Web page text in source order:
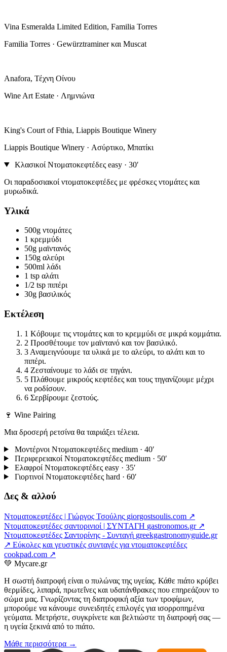
Vina Esmeralda Limited Edition, Familia Torres
Familia Torres · Gewürztraminer και Muscat
Anafora, Τέχνη Οίνου
Wine Art Estate · Λημνιώνα
King's Court of Fthia, Liappis Boutique Winery
Liappis Boutique Winery · Ασύρτικο, Μπατίκι
Κλασικοί Ντοματοκεφτέδες easy · 30′
Οι παραδοσιακοί ντοματοκεφτέδες με φρέσκες ντομάτες και
μυρωδικά.
Υλικά
500g ντομάτες
1 κρεμμύδι
50g μαϊντανός
150g αλεύρι
500ml λάδι
1 tsp αλάτι
1/2 tsp πιπέρι
30g βασιλικός
Εκτέλεση
1 Κόβουμε τις ντομάτες και το κρεμμύδι σε μικρά κομμάτια.
2 Προσθέτουμε τον μαϊντανό και τον βασιλικό.
3 Αναμειγνύουμε τα υλικά με το αλεύρι, το αλάτι και το
πιπέρι.
4 Ζεσταίνουμε το λάδι σε τηγάνι.
5 Πλάθουμε μικρούς κεφτέδες και τους τηγανίζουμε μέχρι
να ροδίσουν.
6 Σερβίρουμε ζεστούς.
🍷 Wine Pairing
Μια δροσερή ρετσίνα θα ταιριάξει τέλεια.
Μοντέρνοι Ντοματοκεφτέδες medium · 40′
Περιφερειακοί Ντοματοκεφτέδες medium · 50′
Ελαφροί Ντοματοκεφτέδες easy · 35′
Γιορτινοί Ντοματοκεφτέδες hard · 60′
Δες & αλλού
Ντοματοκεφτέδες | Γιώργος Τσούλης giorgostsoulis.com ↗
Ντοματοκεφτέδες σαντορινιοί | ΣΥΝΤΑΓΗ gastronomos.gr ↗
Ντοματοκεφτέδες Σαντορίνης - Συνταγή greekgastronomyguide.gr
↗ Εύκολες και γευστικές συνταγές για ντοματοκεφτέδες
cookpad.com ↗
💚 Mycare.gr
Η σωστή διατροφή είναι ο πυλώνας της υγείας. Κάθε πιάτο κρύβει
θερμίδες, λιπαρά, πρωτεΐνες και υδατάνθρακες που επηρεάζουν το
σώμα μας. Γνωρίζοντας τη διατροφική αξία των τροφίμων,
μπορούμε να κάνουμε συνειδητές επιλογές για ισορροπημένα
γεύματα. Μετρήστε, συγκρίνετε και βελτιώστε τη διατροφή σας —
η υγεία ξεκινά από το πιάτο.
Μάθε περισσότερα →